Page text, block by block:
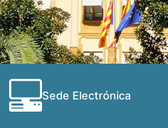
Sede Electrónica